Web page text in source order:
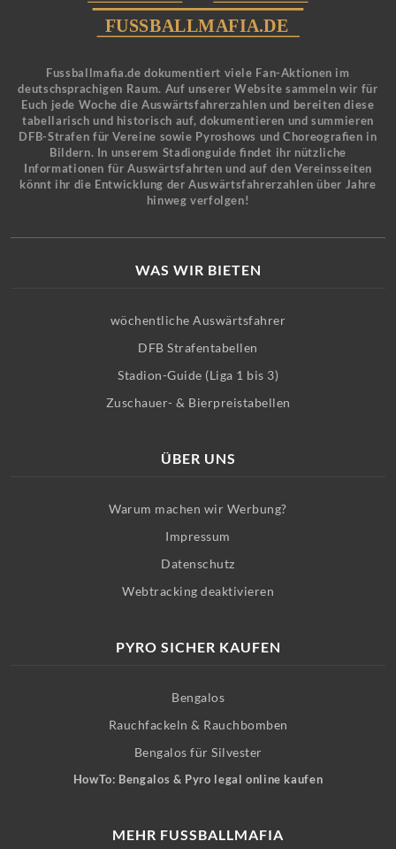
Fussballmafia.de dokumentiert viele Fan-Aktionen im
deutschsprachigen Raum. Auf unserer Website sammeln wir für
Euch jede Woche die Auswärtsfahrerzahlen und bereiten diese
tabellarisch und historisch auf, dokumentieren und summieren
DFB-Strafen für Vereine sowie Pyroshows und Choreografien in
Bildern. In unserem Stadionguide findet ihr nützliche
Informationen für Auswärtsfahrten und auf den Vereinsseiten
könnt ihr die Entwicklung der Auswärtsfahrerzahlen über Jahre
hinweg verfolgen!
WAS WIR BIETEN
wöchentliche Auswärtsfahrer
DFB Strafentabellen
Stadion-Guide (Liga 1 bis 3)
Zuschauer- & Bierpreistabellen
ÜBER UNS
Warum machen wir Werbung?
Impressum
Datenschutz
Webtracking deaktivieren
PYRO SICHER KAUFEN
Bengalos
Rauchfackeln & Rauchbomben
Bengalos für Silvester
HowTo: Bengalos & Pyro legal online kaufen
MEHR FUSSBALLMAFIA